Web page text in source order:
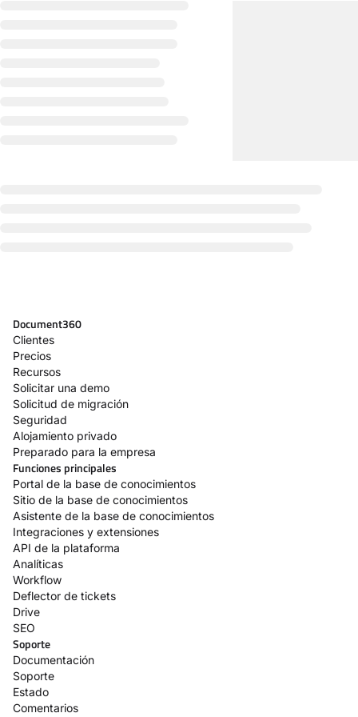
Document360
Clientes
Precios
Recursos
Solicitar una demo
Solicitud de migración
Seguridad
Alojamiento privado
Preparado para la empresa
Funciones principales
Portal de la base de conocimientos
Sitio de la base de conocimientos
Asistente de la base de conocimientos
Integraciones y extensiones
API de la plataforma
Analíticas
Workflow
Deflector de tickets
Drive
SEO
Soporte
Documentación
Soporte
Estado
Comentarios